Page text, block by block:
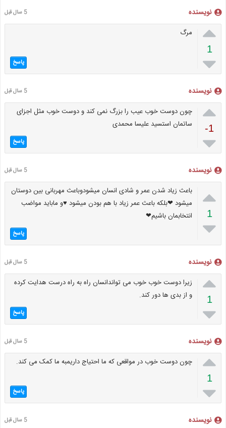
نویسنده 5 سال قبل

1

مرگ
پاسخ
نویسنده 5 سال قبل

-1

چون دوست خوب عیب را بزرگ نمی کند و دوست خوب مثل اجزای
ساتمان استسید علیسا محمدی
پاسخ
نویسنده 5 سال قبل

1

باعث زیاد شدن عمر و شادی انسان میشودوباعث مهربانی بین دوستان
میشود ❤بلکه باعث عمر زیاد با هم بودن میشود ♥و ماباید مواضب
انتخابمان باشیم❤
پاسخ
نویسنده 5 سال قبل

1

زیرا دوست خوب خوب می تواندانسان راه به راه درست هدایت کرده
و از بدی ها دور کند.
پاسخ
نویسنده 5 سال قبل

1

چون دوست خوب در مواقعی که ما احتیاج داریمبه ما کمک می کند.
پاسخ
نویسنده 5 سال قبل